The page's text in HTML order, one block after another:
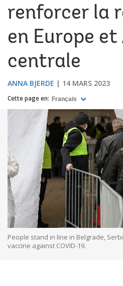
renforcer la
en Europe et
centrale
ANNA BJERDE 14 MARS 2023
Cette page en: Français
People stand in line in Belgrade,
vaccine against COVID-19.